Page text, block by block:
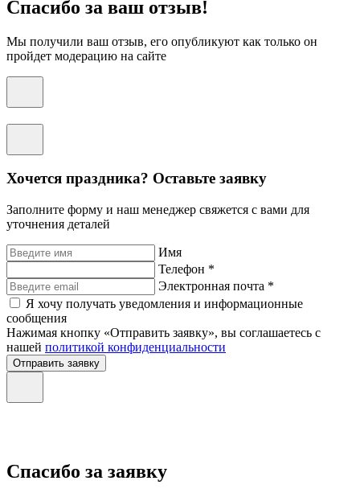
Спасибо за ваш отзыв!
Мы получили ваш отзыв, его опубликуют как только он
пройдет модерацию на сайте
Хочется праздника? Оставьте заявку
Заполните форму и наш менеджер свяжется с вами для
уточнения деталей
Имя
Телефон *
Электронная почта *
Я хочу получать уведомления и информационные
сообщения
Нажимая кнопку «Отправить заявку», вы соглашаетесь с
нашей политикой конфиденциальности
Отправить заявку
Спасибо за заявку